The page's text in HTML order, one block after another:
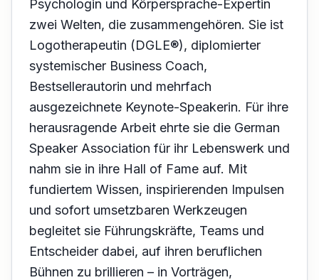
Psychologin und Körpersprache-Expertin
zwei Welten, die zusammengehören. Sie ist
Logotherapeutin (DGLE®), diplomierter
systemischer Business Coach,
Bestsellerautorin und mehrfach
ausgezeichnete Keynote-Speakerin. Für ihre
herausragende Arbeit ehrte sie die German
Speaker Association für ihr Lebenswerk und
nahm sie in ihre Hall of Fame auf. Mit
fundiertem Wissen, inspirierenden Impulsen
und sofort umsetzbaren Werkzeugen
begleitet sie Führungskräfte, Teams und
Entscheider dabei, auf ihren beruflichen
Bühnen zu brillieren – in Vorträgen,